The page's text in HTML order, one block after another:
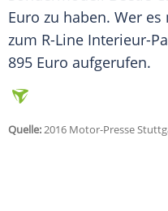
Euro zu haben. Wer
zum R-Line Interieur-
895 Euro aufgerufen.
Quelle:2016 Motor-Presse